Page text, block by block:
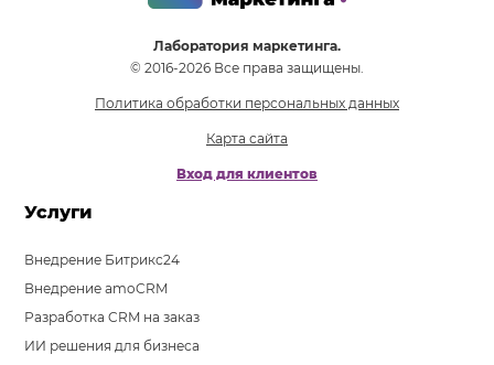
Лаборатория маркетинга.
© 2016-2026 Все права защищены.
Политика обработки персональных данных
Карта сайта
Вход для клиентов
Услуги
Внедрение Битрикс24
Внедрение amoCRM
Разработка CRM на заказ
ИИ решения для бизнеса